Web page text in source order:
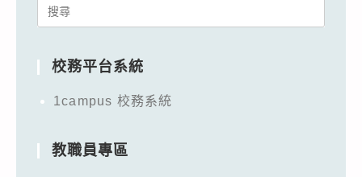
Search
校務平台系統
1campus 校務系統
教職員專區